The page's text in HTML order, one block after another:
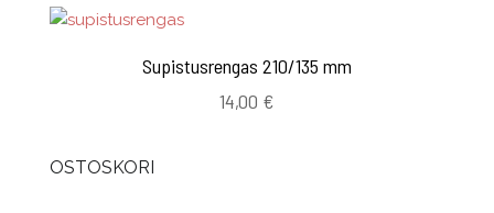
Supistusrengas 210/135 mm
14,00 €
OSTOSKORI